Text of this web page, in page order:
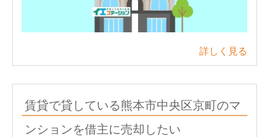
詳しく見る
賃貸で貸している熊本市中央区京町のマ
ンションを借主に売却したい